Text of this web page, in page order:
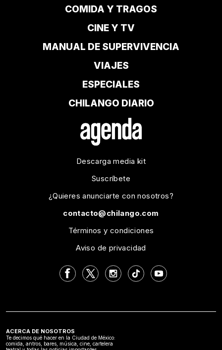
COMIDA Y TRAGOS
CINE Y TV
MANUAL DE SUPERVIVENCIA
VIAJES
ESPECIALES
CHILANGO DIARIO
Descarga media kit
Suscríbete
¿Quieres anunciarte con nosotros?
contacto@chilango.com
Términos y condiciones
Aviso de privacidad
ACERCA DE NOSOTROS
Te decimos qué hacer en la Ciudad de México:
comida, antros, bares, música, cine, cartelera